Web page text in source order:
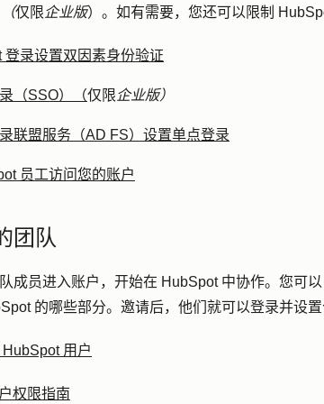
（仅限企业版）。如有需要，您还可以限制
登录设置双因素身份验证
（SSO）（仅限企业版）
联盟服务（AD FS）设置单点登录
员工访问您的账户
团队
成员进入账户，开始在 HubSpot 中协作。您可
的哪些部分。邀请后，他们就可以登录并设置
用户
权限指南